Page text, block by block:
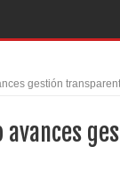
de 15 años por
SISMAP municipal
gestión
avances